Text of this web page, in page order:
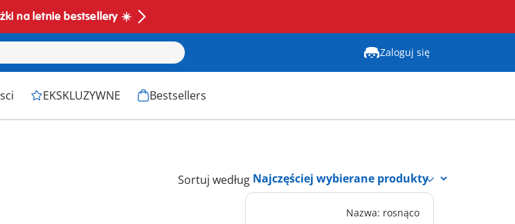
na letnie bestsellery ☀️
Zaloguj się
EKSKLUZYWNE Bestsellers
Sortuj według
Nazwa: rosnąco